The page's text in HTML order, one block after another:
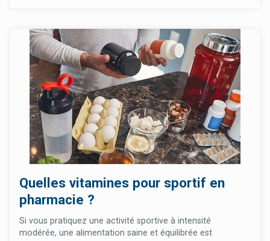
Quelles vitamines pour sportif en
pharmacie ?
Si vous pratiquez une activité sportive à intensité
modérée, une alimentation saine et équilibrée est